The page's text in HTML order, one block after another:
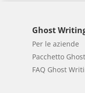
Ghost
Per le aziende
Pacchetto
FAQ Ghost